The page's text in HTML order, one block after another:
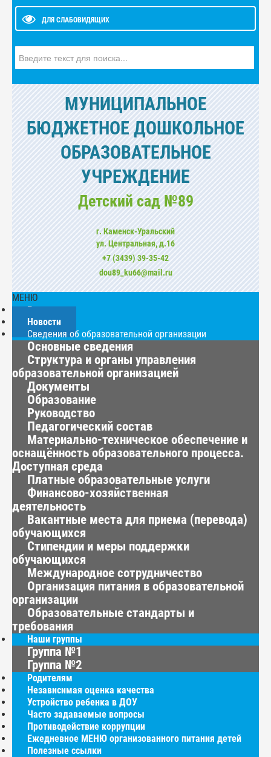
ДЛЯ СЛАБОВИДЯЩИХ
МУНИЦИПАЛЬНОЕ
БЮДЖЕТНОЕ ДОШКОЛЬНОЕ
ОБРАЗОВАТЕЛЬНОЕ
УЧРЕЖДЕНИЕ
Детский сад №89
г. Каменск-Уральский
ул. Центральная, д.16
+7 (3439) 39-35-42
dou89_ku66@mail.ru
МЕНЮ
Главная
Новости
Сведения об образовательной организации
Основные сведения
Структура и органы управления
образовательной организацией
Документы
Образование
Руководство
Педагогический состав
Материально-техническое обеспечение и
оснащённость образовательного процесса.
Доступная среда
Платные образовательные услуги
Финансово-хозяйственная
деятельность
Вакантные места для приема (перевода)
обучающихся
Стипендии и меры поддержки
обучающихся
Международное сотрудничество
Организация питания в образовательной
организации
Образовательные стандарты и
требования
Наши группы
Группа №1
Группа №2
Родителям
Независимая оценка качества
Устройство ребенка в ДОУ
Часто задаваемые вопросы
Противодействие коррупции
Ежедневное МЕНЮ организованного питания детей
Полезные ссылки